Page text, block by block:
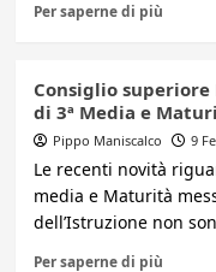
Per saperne di più
Consiglio
di 3ª Media e
Pippo Maniscalco 9
Le recenti novità
media e Maturità
dell’Istruzione non
Per saperne di più